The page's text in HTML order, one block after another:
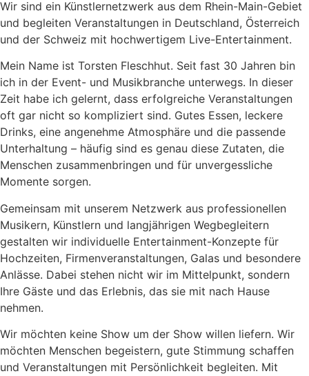
Wir sind ein Künstlernetzwerk aus dem Rhein-Main-Gebiet
und begleiten Veranstaltungen in Deutschland, Österreich
und der Schweiz mit hochwertigem Live-Entertainment.
Mein Name ist Torsten Fleschhut. Seit fast 30 Jahren bin
ich in der Event- und Musikbranche unterwegs. In dieser
Zeit habe ich gelernt, dass erfolgreiche Veranstaltungen
oft gar nicht so kompliziert sind. Gutes Essen, leckere
Drinks, eine angenehme Atmosphäre und die passende
Unterhaltung – häufig sind es genau diese Zutaten, die
Menschen zusammenbringen und für unvergessliche
Momente sorgen.
Gemeinsam mit unserem Netzwerk aus professionellen
Musikern, Künstlern und langjährigen Wegbegleitern
gestalten wir individuelle Entertainment-Konzepte für
Hochzeiten, Firmenveranstaltungen, Galas und besondere
Anlässe. Dabei stehen nicht wir im Mittelpunkt, sondern
Ihre Gäste und das Erlebnis, das sie mit nach Hause
nehmen.
Wir möchten keine Show um der Show willen liefern. Wir
möchten Menschen begeistern, gute Stimmung schaffen
und Veranstaltungen mit Persönlichkeit begleiten. Mit